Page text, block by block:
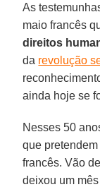
As
maio francês
direitos
da revolução
ainda hoje se
Nesses 50
que
francês. Vão
deixou um